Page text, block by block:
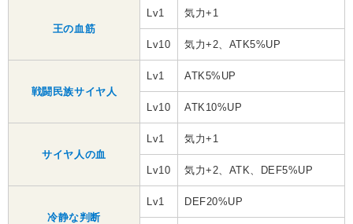
王の血筋
Lv1 気力+1
Lv10 気力+2、ATK5%UP
戦闘民族サイヤ人
Lv1 ATK5%UP
Lv10 ATK10%UP
サイヤ人の血
Lv1 気力+1
Lv10 気力+2、ATK、DEF5%UP
冷静な判断
Lv1 DEF20%UP